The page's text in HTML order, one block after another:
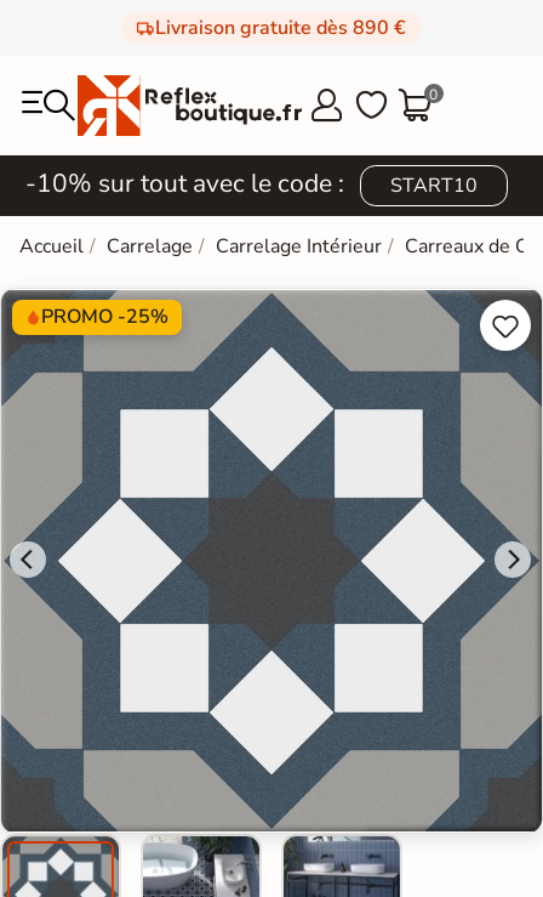
Livraison gratuite dès 890 €
  0
-10% sur tout avec le code : START10
Accueil Carrelage Carrelage Intérieur Carreaux de
PROMO -25% 
